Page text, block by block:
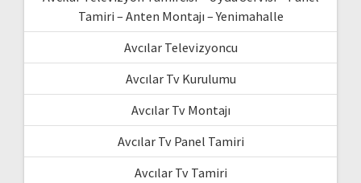
Tamiri – Anten Montajı – Yenimahalle
Avcılar Televizyoncu
Avcılar Tv Kurulumu
Avcılar Tv Montajı
Avcılar Tv Panel Tamiri
Avcılar Tv Tamiri